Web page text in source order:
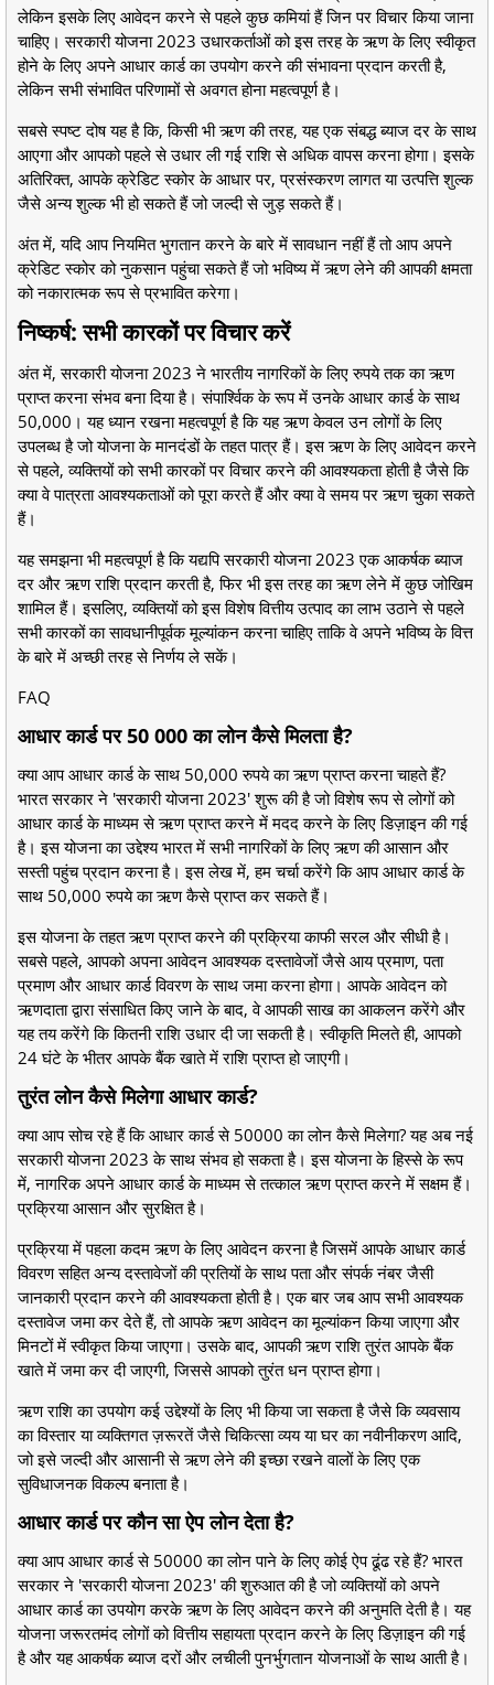
लेकिन इसके लिए आवेदन करने से पहले कुछ कमियां हैं जिन पर विचार किया जाना
चाहिए। सरकारी योजना 2023 उधारकर्ताओं को इस तरह के ऋण के लिए स्वीकृत
होने के लिए अपने आधार कार्ड का उपयोग करने की संभावना प्रदान करती है,
लेकिन सभी संभावित परिणामों से अवगत होना महत्वपूर्ण है।
सबसे स्पष्ट दोष यह है कि, किसी भी ऋण की तरह, यह एक संबद्ध ब्याज दर के साथ
आएगा और आपको पहले से उधार ली गई राशि से अधिक वापस करना होगा। इसके
अतिरिक्त, आपके क्रेडिट स्कोर के आधार पर, प्रसंस्करण लागत या उत्पत्ति शुल्क
जैसे अन्य शुल्क भी हो सकते हैं जो जल्दी से जुड़ सकते हैं।
अंत में, यदि आप नियमित भुगतान करने के बारे में सावधान नहीं हैं तो आप अपने
क्रेडिट स्कोर को नुकसान पहुंचा सकते हैं जो भविष्य में ऋण लेने की आपकी क्षमता
को नकारात्मक रूप से प्रभावित करेगा।
निष्कर्ष: सभी कारकों पर विचार करें
अंत में, सरकारी योजना 2023 ने भारतीय नागरिकों के लिए रुपये तक का ऋण
प्राप्त करना संभव बना दिया है। संपार्श्विक के रूप में उनके आधार कार्ड के साथ
50,000। यह ध्यान रखना महत्वपूर्ण है कि यह ऋण केवल उन लोगों के लिए
उपलब्ध है जो योजना के मानदंडों के तहत पात्र हैं। इस ऋण के लिए आवेदन करने
से पहले, व्यक्तियों को सभी कारकों पर विचार करने की आवश्यकता होती है जैसे कि
क्या वे पात्रता आवश्यकताओं को पूरा करते हैं और क्या वे समय पर ऋण चुका सकते
हैं।
यह समझना भी महत्वपूर्ण है कि यद्यपि सरकारी योजना 2023 एक आकर्षक ब्याज
दर और ऋण राशि प्रदान करती है, फिर भी इस तरह का ऋण लेने में कुछ जोखिम
शामिल हैं। इसलिए, व्यक्तियों को इस विशेष वित्तीय उत्पाद का लाभ उठाने से पहले
सभी कारकों का सावधानीपूर्वक मूल्यांकन करना चाहिए ताकि वे अपने भविष्य के वित्त
के बारे में अच्छी तरह से निर्णय ले सकें।
FAQ
आधार कार्ड पर 50 000 का लोन कैसे मिलता है?
क्या आप आधार कार्ड के साथ 50,000 रुपये का ऋण प्राप्त करना चाहते हैं?
भारत सरकार ने 'सरकारी योजना 2023' शुरू की है जो विशेष रूप से लोगों को
आधार कार्ड के माध्यम से ऋण प्राप्त करने में मदद करने के लिए डिज़ाइन की गई
है। इस योजना का उद्देश्य भारत में सभी नागरिकों के लिए ऋण की आसान और
सस्ती पहुंच प्रदान करना है। इस लेख में, हम चर्चा करेंगे कि आप आधार कार्ड के
साथ 50,000 रुपये का ऋण कैसे प्राप्त कर सकते हैं।
इस योजना के तहत ऋण प्राप्त करने की प्रक्रिया काफी सरल और सीधी है।
सबसे पहले, आपको अपना आवेदन आवश्यक दस्तावेजों जैसे आय प्रमाण, पता
प्रमाण और आधार कार्ड विवरण के साथ जमा करना होगा। आपके आवेदन को
ऋणदाता द्वारा संसाधित किए जाने के बाद, वे आपकी साख का आकलन करेंगे और
यह तय करेंगे कि कितनी राशि उधार दी जा सकती है। स्वीकृति मिलते ही, आपको
24 घंटे के भीतर आपके बैंक खाते में राशि प्राप्त हो जाएगी।
तुरंत लोन कैसे मिलेगा आधार कार्ड?
क्या आप सोच रहे हैं कि आधार कार्ड से 50000 का लोन कैसे मिलेगा? यह अब नई
सरकारी योजना 2023 के साथ संभव हो सकता है। इस योजना के हिस्से के रूप
में, नागरिक अपने आधार कार्ड के माध्यम से तत्काल ऋण प्राप्त करने में सक्षम हैं।
प्रक्रिया आसान और सुरक्षित है।
प्रक्रिया में पहला कदम ऋण के लिए आवेदन करना है जिसमें आपके आधार कार्ड
विवरण सहित अन्य दस्तावेजों की प्रतियों के साथ पता और संपर्क नंबर जैसी
जानकारी प्रदान करने की आवश्यकता होती है। एक बार जब आप सभी आवश्यक
दस्तावेज जमा कर देते हैं, तो आपके ऋण आवेदन का मूल्यांकन किया जाएगा और
मिनटों में स्वीकृत किया जाएगा। उसके बाद, आपकी ऋण राशि तुरंत आपके बैंक
खाते में जमा कर दी जाएगी, जिससे आपको तुरंत धन प्राप्त होगा।
ऋण राशि का उपयोग कई उद्देश्यों के लिए भी किया जा सकता है जैसे कि व्यवसाय
का विस्तार या व्यक्तिगत ज़रूरतें जैसे चिकित्सा व्यय या घर का नवीनीकरण आदि,
जो इसे जल्दी और आसानी से ऋण लेने की इच्छा रखने वालों के लिए एक
सुविधाजनक विकल्प बनाता है।
आधार कार्ड पर कौन सा ऐप लोन देता है?
क्या आप आधार कार्ड से 50000 का लोन पाने के लिए कोई ऐप ढूंढ रहे हैं? भारत
सरकार ने 'सरकारी योजना 2023' की शुरुआत की है जो व्यक्तियों को अपने
आधार कार्ड का उपयोग करके ऋण के लिए आवेदन करने की अनुमति देती है। यह
योजना जरूरतमंद लोगों को वित्तीय सहायता प्रदान करने के लिए डिज़ाइन की गई
है और यह आकर्षक ब्याज दरों और लचीली पुनर्भुगतान योजनाओं के साथ आती है।